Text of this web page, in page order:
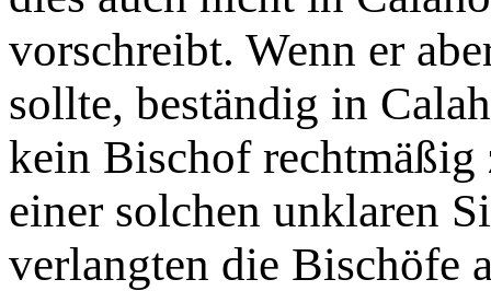
vorschreibt. Wenn er
sollte, beständig in
kein Bischof rechtmäßig
einer solchen unklaren
verlangten die Bischöfe